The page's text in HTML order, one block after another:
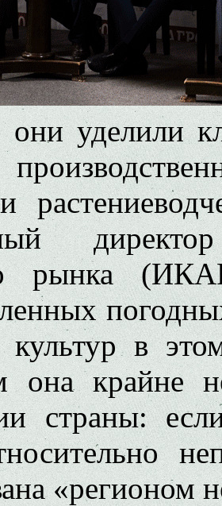
они уделили
рынка
культур в
она крайне
страны:
«регионом